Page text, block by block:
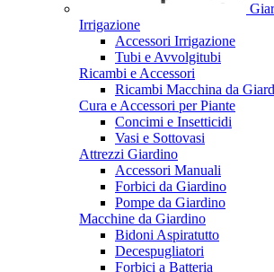
Irrigazione
Accessori Irrigazione
Tubi e Avvolgitubi
Ricambi e Accessori
Ricambi Macchina da
Cura e Accessori per Piante
Concimi e Insetticidi
Vasi e Sottovasi
Attrezzi Giardino
Accessori Manuali
Forbici da Giardino
Pompe da Giardino
Macchine da Giardino
Bidoni Aspiratutto
Decespugliatori
Forbici a Batteria